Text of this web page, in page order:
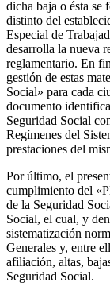
dicha baja o ésta se
distinto del
Especial de
desarrolla la nueva
reglamentario. En
gestión de estas
Social» para cada
documento
Seguridad Social
Regímenes del
prestaciones del
Por último, el
cumplimiento del
de la Seguridad
Social, el cual, y
sistematización
Generales y, entre
afiliación, altas,
Seguridad Social.